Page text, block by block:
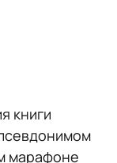
книги
марафоне